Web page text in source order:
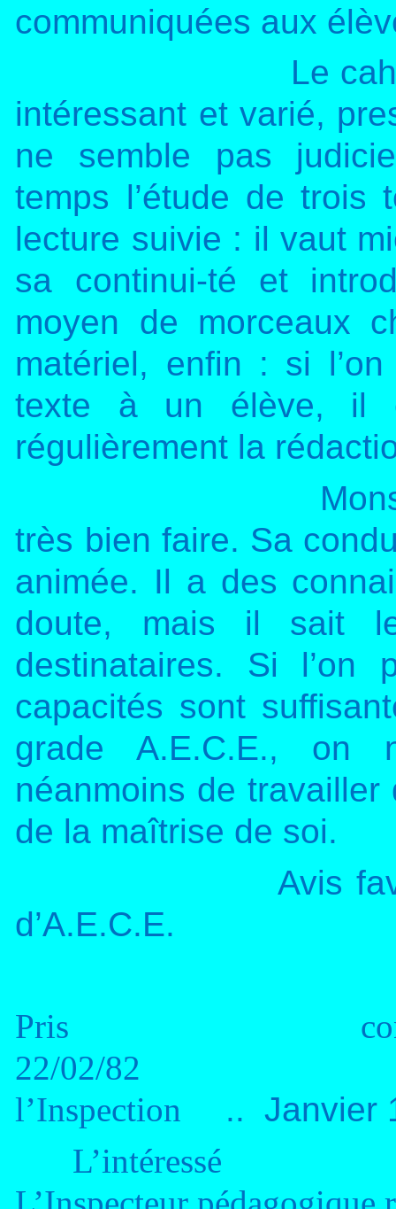
communiquées aux
Le
intéressant et varié,
ne semble pas
temps l’étude de trois
lecture suivie : il vaut
sa continui-té et
moyen de morceaux
matériel, enfin : si
texte à un élève, il
régulièrement la
très bien faire. Sa
animée. Il a des
doute, mais il sait
destinataires. Si l’on
capacités sont
grade A.E.C.E., on
néanmoins de
de la maîtrise de soi.
Avis
d’A.E.C.E.
Pris
22/02/82
l’Inspection
.. Janvier
L’intéressé